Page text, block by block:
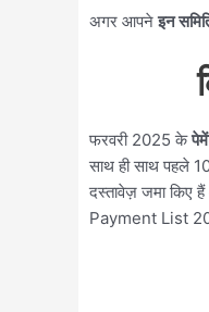
अगर आपनेइन
फरवरी 2025 के
साथ ही साथ पहले
दस्तावेज़ जमा किए
Payment List